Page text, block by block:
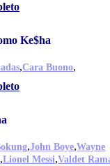
Ke$ha
,Cara Buono,
,John Boye,Wayne
,Lionel Messi,Valdet